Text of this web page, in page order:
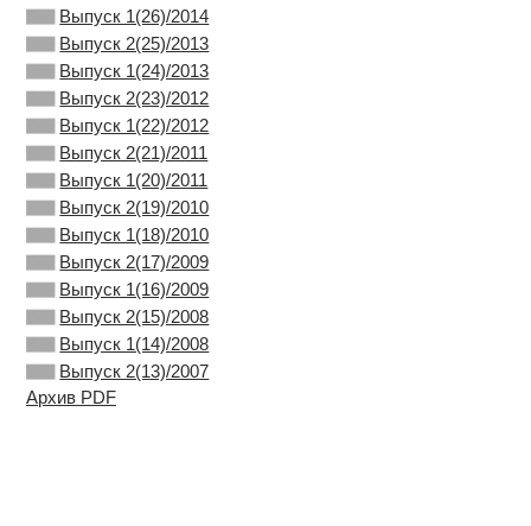
Выпуск 1(26)/2014
Выпуск 2(25)/2013
Выпуск 1(24)/2013
Выпуск 2(23)/2012
Выпуск 1(22)/2012
Выпуск 2(21)/2011
Выпуск 1(20)/2011
Выпуск 2(19)/2010
Выпуск 1(18)/2010
Выпуск 2(17)/2009
Выпуск 1(16)/2009
Выпуск 2(15)/2008
Выпуск 1(14)/2008
Выпуск 2(13)/2007
Архив PDF